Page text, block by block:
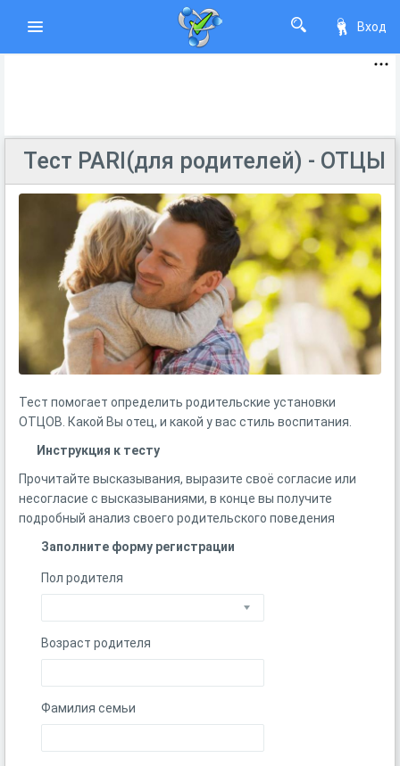
Вход
Тест PARI(для родителей) - ОТЦЫ
Тест помогает определить родительские установки
ОТЦОВ. Какой Вы отец, и какой у вас стиль воспитания.
Инструкция к тесту
Прочитайте высказывания, выразите своё согласие или
несогласие с высказываниями, в конце вы получите
подробный анализ своего родительского поведения
Заполните форму регистрации
Пол родителя
Возраст родителя
Фамилия семьи